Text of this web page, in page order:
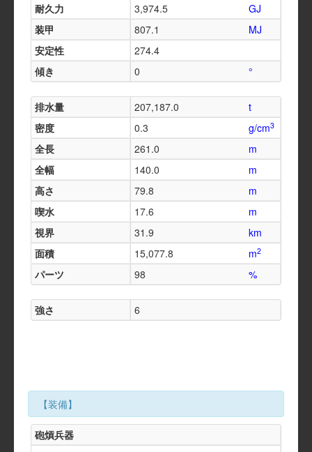
耐久力
3,974.5
GJ
装甲
807.1
MJ
安定性
274.4
傾き
0 °
排水量 207,187.0
t
密度
0.3 g/cm3
全長 261.0
m
全幅
140.0
m
高さ
79.8
m
喫水
17.6
m
視界
31.9
km
面積
15,077.8 m2
パーツ 98 %
強さ 6
【装備】
砲熕兵器